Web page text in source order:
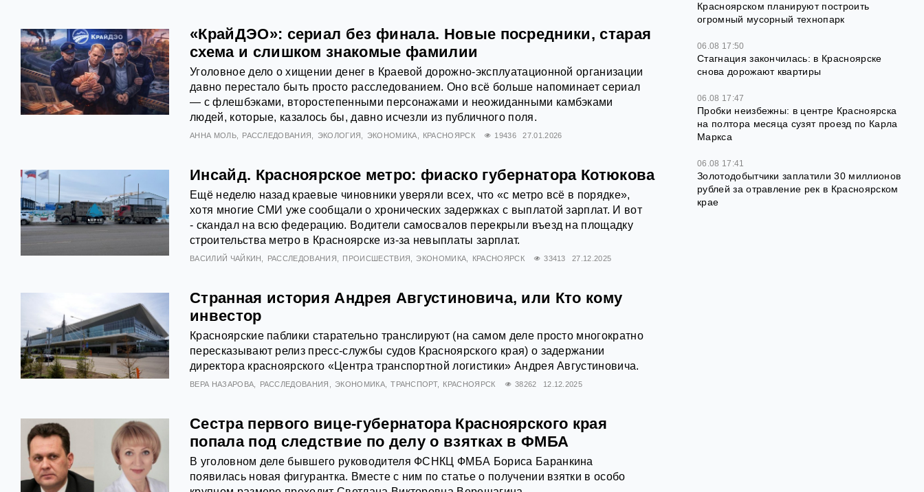
«КрайДЭО»: сериал без финала. Новые посредники, старая
схема и слишком знакомые фамилии
Уголовное дело о хищении денег в Краевой дорожно-эксплуатационной организации
давно перестало быть просто расследованием. Оно всё больше напоминает сериал
— с флешбэками, второстепенными персонажами и неожиданными камбэками
людей, которые, казалось бы, давно исчезли из публичного поля.
АННА МОЛЬ РАССЛЕДОВАНИЯ ЭКОЛОГИЯ ЭКОНОМИКА КРАСНОЯРСК 19436 27.01.2026
Инсайд. Красноярское метро: фиаско губернатора Котюкова
Ещё неделю назад краевые чиновники уверяли всех, что «с метро всё в порядке»,
хотя многие СМИ уже сообщали о хронических задержках с выплатой зарплат. И вот
- скандал на всю федерацию. Водители самосвалов перекрыли въезд на площадку
строительства метро в Красноярске из-за невыплаты зарплат.
ВАСИЛИЙ ЧАЙКИН РАССЛЕДОВАНИЯ ПРОИСШЕСТВИЯ ЭКОНОМИКА КРАСНОЯРСК 33413 27.12.2025
Странная история Андрея Августиновича, или Кто кому
инвестор
Красноярские паблики старательно транслируют (на самом деле просто многократно
пересказывают релиз пресс-службы судов Красноярского края) о задержании
директора красноярского «Центра транспортной логистики» Андрея Августиновича.
ВЕРА НАЗАРОВА РАССЛЕДОВАНИЯ ЭКОНОМИКА ТРАНСПОРТ КРАСНОЯРСК 38262 12.12.2025
Сестра первого вице-губернатора Красноярского края
попала под следствие по делу о взятках в ФМБА
В уголовном деле бывшего руководителя ФСНКЦ ФМБА Бориса Баранкина
появилась новая фигурантка. Вместе с ним по статье о получении взятки в особо
Красноярском планируют построить
огромный мусорный технопарк
06.08 17:50
Стагнация закончилась: в Красноярске
снова дорожают квартиры
06.08 17:47
Пробки неизбежны: в центре Красноярска
на полтора месяца сузят проезд по Карла
Маркса
06.08 17:41
Золотодобытчики заплатили 30 миллионов
рублей за отравление рек в Красноярском
крае